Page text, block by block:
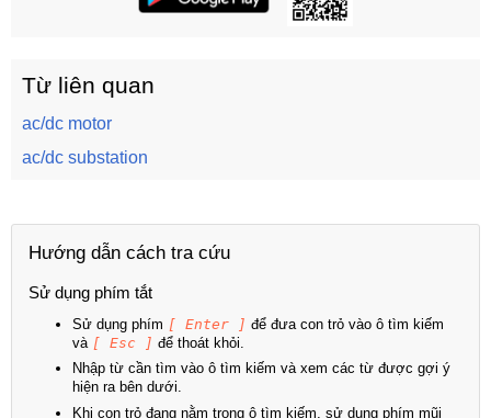
Từ liên quan
ac/dc motor
ac/dc substation
Hướng dẫn cách tra cứu
Sử dụng phím tắt
Sử dụng phím [ Enter ] để đưa con trỏ vào ô tìm kiếm
và [ Esc ] để thoát khỏi.
Nhập từ cần tìm vào ô tìm kiếm và xem các từ được gợi ý
hiện ra bên dưới.
Khi con trỏ đang nằm trong ô tìm kiếm, sử dụng phím mũi